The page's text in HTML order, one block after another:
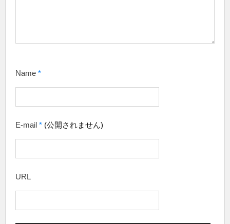
Name *
E-mail * (公開されません)
URL